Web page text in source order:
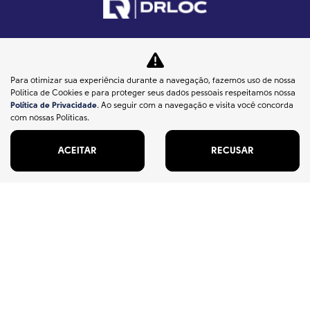
DRSUL VEICULOS LTDA
CNPJ: 02.847.681/0001-53
Assinatura
Para otimizar sua experiência durante a navegação, fazemos uso de nossa
Política de Cookies e para proteger seus dados pessoais respeitamos nossa
Política de Privacidade. Ao seguir com a navegação e visita você concorda
com nossas Políticas.
ACEITAR RECUSAR